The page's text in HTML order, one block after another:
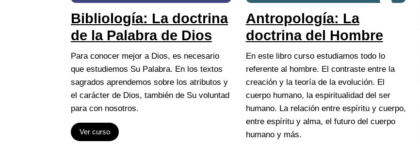
Bibliología: La doctrina
de la Palabra de Dios
Para conocer mejor a Dios, es necesario
que estudiemos Su Palabra. En los textos
sagrados aprendemos sobre los atributos y
el carácter de Dios, también de Su voluntad
para con nosotros.
Ver curso
Antropología: La
doctrina del Hombre
En este libro curso estudiamos todo lo
referente al hombre. El contraste entre la
creación y la teoría de la evolución. El
cuerpo humano, la espiritualidad del ser
humano. La relación entre espíritu y cuerpo,
entre espíritu y alma, el futuro del cuerpo
humano y más.